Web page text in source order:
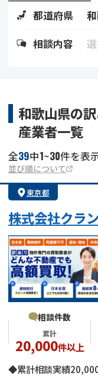
空き家
再建築不可
ゴミ屋敷
リースバック
不動産コラム
不動産売却
訳あり不動産
土地売却
借地
任意売却
アンケート調査
都道府県
相談内容
和歌山県の
産業者一覧
全39中1~30件を表
並び順について
東京都
株式会社クラ
相談件数
累計
20,000件以上
◆累計相談実績